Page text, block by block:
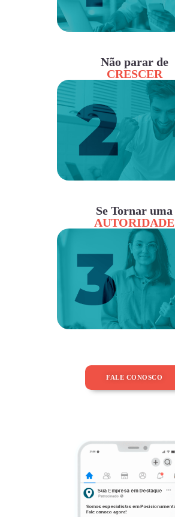
Não parar de
CRESCER
Se Tornar uma
AUTORIDADE
FALE CONOSCO